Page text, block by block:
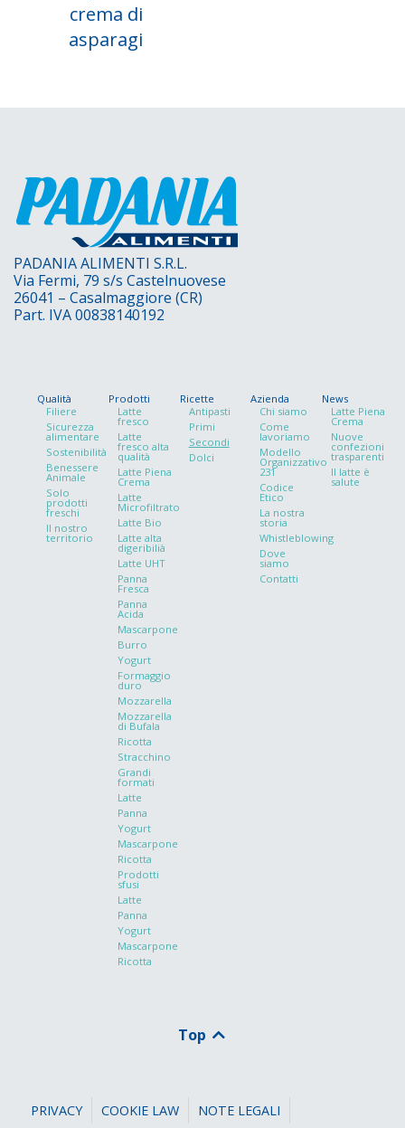
crema di
asparagi
PADANIA ALIMENTI S.R.L.
Via Fermi, 79 s/s Castelnuovese
26041 – Casalmaggiore (CR)
Part. IVA 00838140192
Qualità
Filiere
Sicurezza
alimentare
Sostenibilità
Benessere
Animale
Solo
prodotti
freschi
ll nostro
territorio
Prodotti
Latte
fresco
Latte
fresco alta
qualità
Latte Piena
Crema
Latte
Microfiltrato
Latte Bio
Latte alta
digeribilià
Latte UHT
Panna
Fresca
Panna
Acida
Mascarpone
Burro
Yogurt
Formaggio
duro
Mozzarella
Mozzarella
di Bufala
Ricotta
Stracchino
Grandi
formati
Latte
Panna
Yogurt
Mascarpone
Ricotta
Prodotti
sfusi
Latte
Panna
Yogurt
Mascarpone
Ricotta
Ricette
Antipasti
Primi
Secondi
Dolci
Azienda
Chi siamo
Come
lavoriamo
Modello
Organizzativo
231
Codice
Etico
La nostra
storia
Whistleblowing
Dove
siamo
Contatti
News
Latte Piena
Crema
Nuove
confezioni
trasparenti
Il latte è
salute
Top
PRIVACY COOKIE LAW NOTE LEGALI